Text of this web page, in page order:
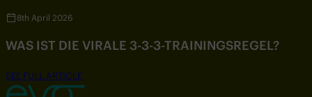
8th April 2026
WAS IST DIE VIRALE 3-3-3-TRAININGSREGEL?
SEE FULL ARTICLE